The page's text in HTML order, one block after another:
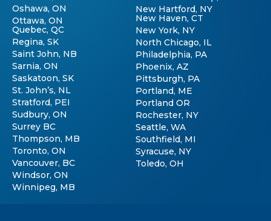
Oshawa, ON
Ottawa, ON
Quebec, QC
Regina, SK
Saint John, NB
Sarnia, ON
Saskatoon, SK
St. John’s, NL
Stratford, PEI
Sudbury, ON
Surrey BC
Thompson, MB
Toronto, ON
Vancouver, BC
Windsor, ON
Winnipeg, MB
New Hartford, NY
New Haven, CT
New York, NY
North Chicago, IL
Philadelphia, PA
Phoenix, AZ
Pittsburgh, PA
Portland, ME
Portland OR
Rochester, NY
Seattle, WA
Southfield, MI
Syracuse, NY
Toledo, OH